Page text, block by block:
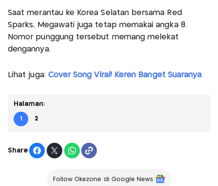
Saat merantau ke Korea Selatan bersama Red
Sparks, Megawati juga tetap memakai angka 8.
Nomor punggung tersebut memang melekat
dengannya.
Lihat juga: Cover Song Viral! Keren Banget Suaranya
Halaman:
1 2
Share
Follow Okezone di Google News